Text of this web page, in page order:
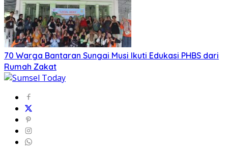
70 Warga Bantaran Sungai Musi Ikuti Edukasi PHBS dari
Rumah Zakat